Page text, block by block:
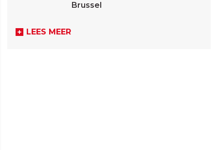
Brussel
LEES MEER